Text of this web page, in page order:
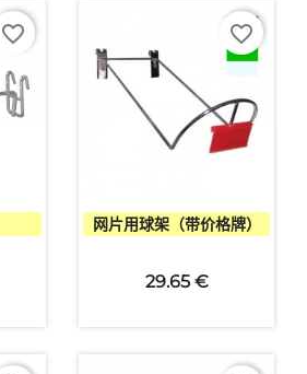
favorite_border
快速查看
+1
网片用球架（带价格牌）
29.65 €
favorite_border